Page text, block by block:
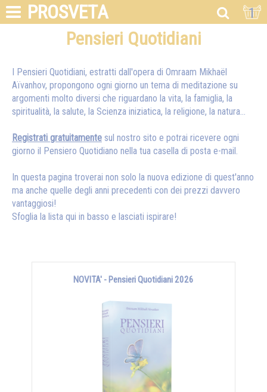
PROSVETA 1
Pensieri Quotidiani
I Pensieri Quotidiani, estratti dall'opera di Omraam Mikhaël
Aïvanhov, propongono ogni giorno un tema di meditazione su
argomenti molto diversi che riguardano la vita, la famiglia, la
spiritualità, la salute, la Scienza iniziatica, la religione, la natura…
Registrati gratuitamente sul nostro sito e potrai ricevere ogni
giorno il Pensiero Quotidiano nella tua casella di posta e-mail.
In questa pagina troverai non solo la nuova edizione di quest'anno
ma anche quelle degli anni precedenti con dei prezzi davvero
vantaggiosi!
Sfoglia la lista qui in basso e lasciati ispirare!
NOVITA' - Pensieri Quotidiani 2026